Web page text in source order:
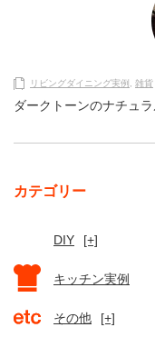
リビングダイニング実例 , 雑貨
ダークトーンのナチュ
カテゴリー
DIY [+]
キッチン実例
その他 [+]